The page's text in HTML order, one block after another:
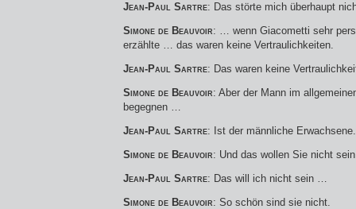
Jean-Paul Sartre: Das störte mich überhaupt
Simone de Beauvoir: … wenn Giacometti sehr
erzählte … das waren keine Vertraulichkeiten.
Jean-Paul Sartre: Das waren keine
Simone de Beauvoir: Aber der Mann im
begegnen …
Jean-Paul Sartre: Ist der männliche Erwachsene.
Simone de Beauvoir: Und das wollen Sie nicht
Jean-Paul Sartre: Das will ich nicht sein …
Simone de Beauvoir: So schön sind sie nicht.